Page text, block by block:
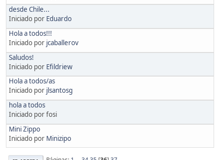
desde Chile...
Iniciado por Eduardo
Hola a todos!!!
Iniciado por jcaballerov
Saludos!
Iniciado por Efildriew
Hola a todos/as
Iniciado por jlsantosg
hola a todos
Iniciado por fosi
Mini Zippo
Iniciado por Minizipo